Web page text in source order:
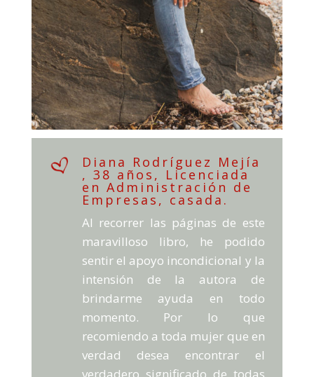
Diana Rodríguez Mejía
, 38 años, Licenciada
en Administración de
Empresas, casada.
Al recorrer las páginas de este
maravilloso libro, he podido
sentir el apoyo incondicional y la
intensión de la autora de
brindarme ayuda en todo
momento. Por lo que
recomiendo a toda mujer que en
verdad desea encontrar el
verdadero significado de todas